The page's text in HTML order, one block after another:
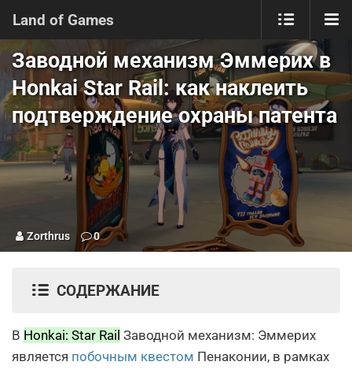
Land of Games
Заводной механизм Эммерих в
Honkai Star Rail: как наклеить
подтверждение охраны патента
Zorthrus 0
СОДЕРЖАНИЕ
В Honkai: Star Rail Заводной механизм: Эммерих
является побочным квестом Пенаконии, в рамках